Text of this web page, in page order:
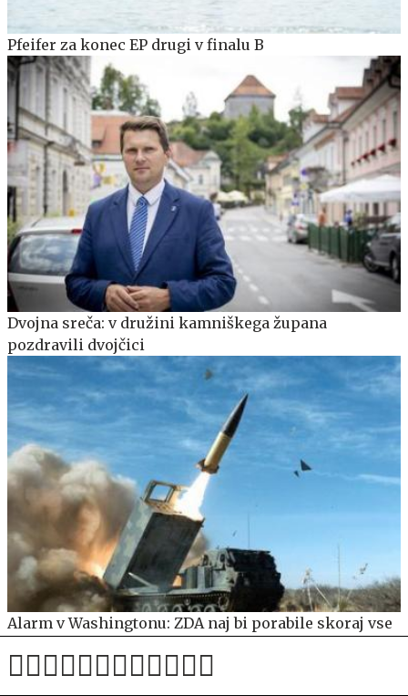
Pfeifer za konec EP drugi v finalu B
Dvojna sreča: v družini kamniškega župana
pozdravili dvojčici
Alarm v Washingtonu: ZDA naj bi porabile skoraj vse